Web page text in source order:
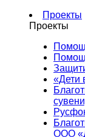
Проекты
Проекты
«Дети
ООО